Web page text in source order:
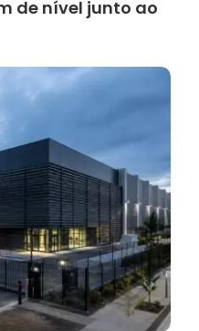
de nível junto ao